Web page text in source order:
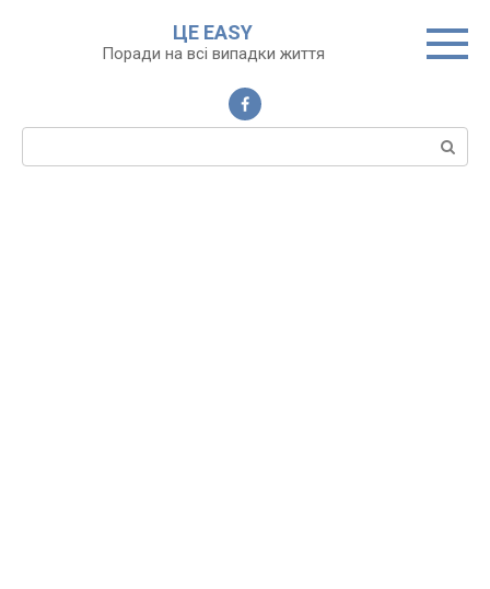
ЦЕ EASY
Поради на всі випадки життя
Пошук: